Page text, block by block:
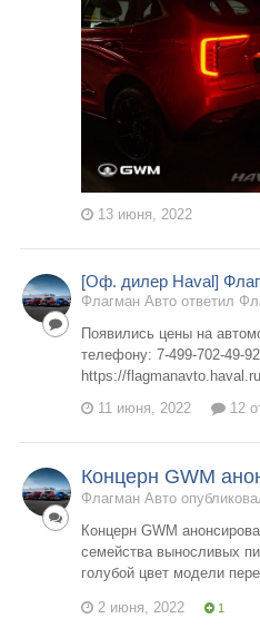
13 июня, 2022
[Оф. дилер Haval]
Флагман Авто ответил
Появились цены на
телефону: 7-499-702-49-
https://
11 июня, 2022
12
Концерн GWM
Флагман Авто
Концерн GWM
семейства выносливых
голубой цвет модели
2 июня, 2022 1